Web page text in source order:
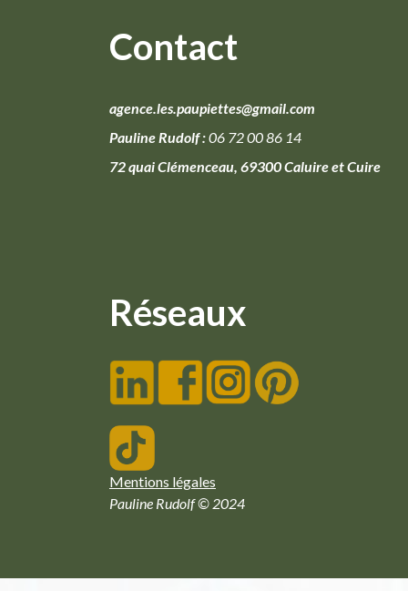
Contact
agence.les.paupiettes@gmail.com
Pauline Rudolf :06 72 00 86 14
72 quai Clémenceau, 69300 Caluire et Cuire
Réseaux
Mentions légales
Pauline Rudolf © 2024